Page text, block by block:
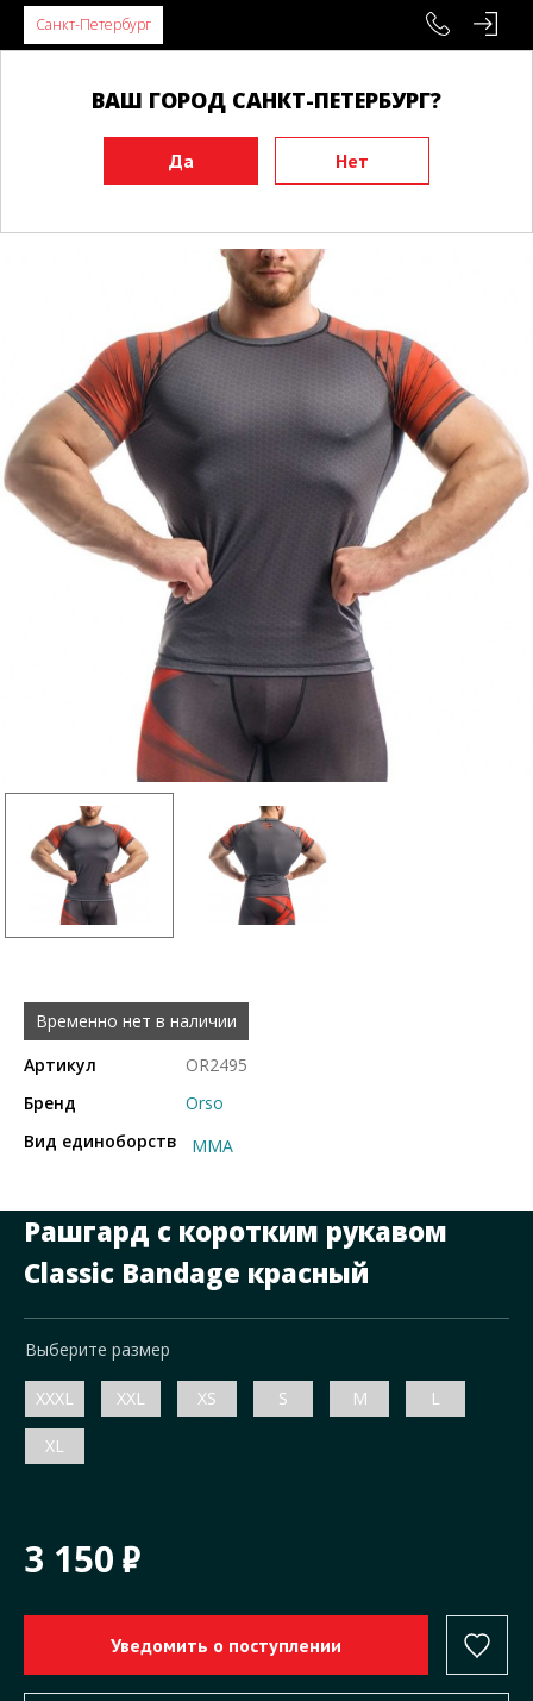
Санкт-Петербург
ВАШ ГОРОД САНКТ-ПЕТЕРБУРГ?
Одежда
Футболки, толстовки
Рашгард,компрессионные штаны
Временно нет в наличии
Артикул
OR2495
Бренд
Orso
Вид единоборств
ММА
Рашгард с коротким рукавом
Classic Bandage красный
Выберите размер
XXXL XXL XS S M L
XL
3 150